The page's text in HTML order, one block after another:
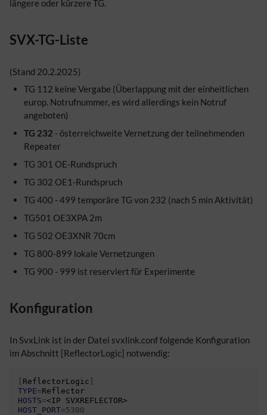
längere oder kürzere TG.
SVX-TG-Liste
(Stand 20.2.2025)
TG 112 keine Vergabe (Überlappung mit der einheitlichen
europ. Notrufnummer, es wird allerdings kein Notruf
angeboten)
TG 232 - österreichweite Vernetzung der teilnehmenden
Repeater
TG 301 OE-Rundspruch
TG 302 OE1-Rundspruch
TG 400 - 499 temporäre TG von 232 (nach 5 min Aktivität)
TG501 OE3XPA 2m
TG 502 OE3XNR 70cm
TG 800-899 lokale Vernetzungen
TG 900 - 999 ist reserviert für Experimente
Konfiguration
In SvxLink ist in der Datei svxlink.conf folgende Konfiguration
im Abschnitt [ReflectorLogic] notwendig:
ReflectorLogic
TYPE=
Reflector
HOSTS=<IP
HOST_PORT=5300